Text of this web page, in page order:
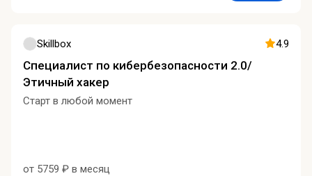
Skillbox 4.9
Специалист по кибербезопасности 2.0/
Этичный хакер
Старт в любой момент
от 5759 ₽ в месяц